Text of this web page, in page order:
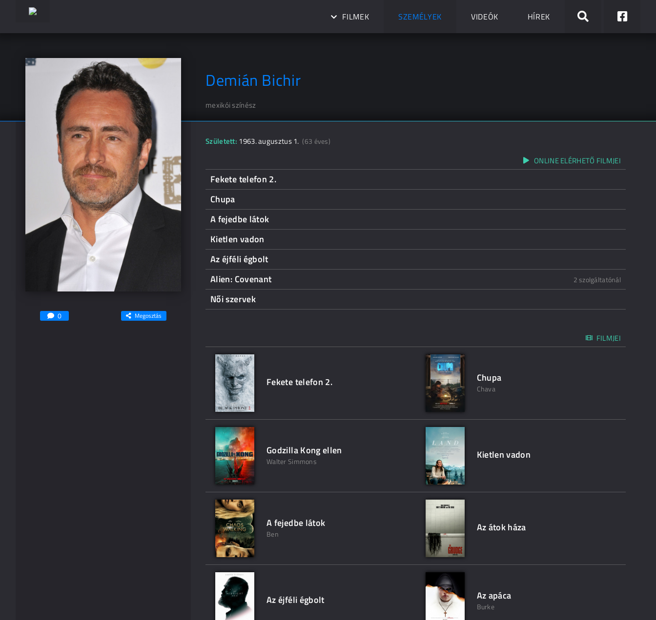
FILMEK SZEMÉLYEK VIDEÓK HÍREK
Demián Bichir
mexikói színész
0 Megosztás
Született: 1963. augusztus 1. (63 éves)
ONLINE ELÉRHETŐ FILMJEI
Fekete telefon 2.
Chupa
A fejedbe látok
Kietlen vadon
Az éjféli égbolt
Alien: Covenant
2 szolgáltatónál
Női szervek
FILMJEI
Fekete telefon 2. Chupa
Chava
Godzilla Kong ellen
Walter Simmons
Kietlen vadon
A fejedbe látok
Ben
Az átok háza
Az éjféli égbolt Az apáca
Burke